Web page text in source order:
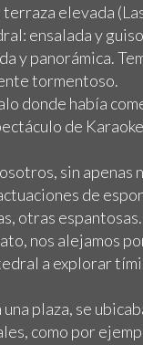
terraza elevada
ensalada y
y panorámica.
tormentoso.
donde había
de
sin apenas
de
otras espantosas.
nos alejamos
a explorar
plaza, se
como por